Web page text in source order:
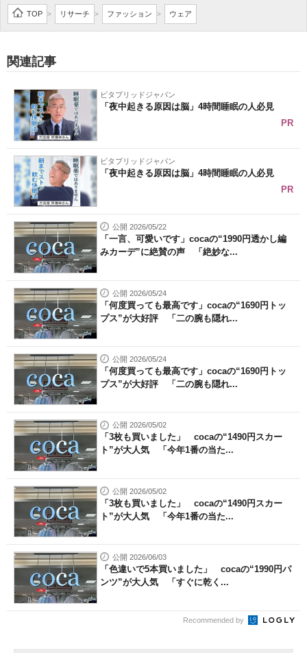
TOP > リサーチ > ファッション > ウェア
関連記事
ビタブリッドジャパン
「夜中起きる原因は脳」4時間睡眠の人必見
PR
ビタブリッドジャパン
「夜中起きる原因は脳」4時間睡眠の人必見
PR
公開 2026/05/22
「一言、可愛いです」cocaの“1990円透かし編
みカーデ”に絶賛の声 「絶妙な...
公開 2026/05/24
「何度買っても最高です」cocaの“1690円トッ
プス”が大好評 「二の腕も隠れ...
公開 2026/05/24
「何度買っても最高です」cocaの“1690円トッ
プス”が大好評 「二の腕も隠れ...
公開 2026/05/02
「3枚も買いました」 cocaの“1490円スカー
ト”が大人気 「今年1番の当た...
公開 2026/05/02
「3枚も買いました」 cocaの“1490円スカー
ト”が大人気 「今年1番の当た...
公開 2026/06/03
「色違いで5本買いました」 cocaの“1990円パ
ンツ”が大人気 「すぐに乾く...
Recommended by